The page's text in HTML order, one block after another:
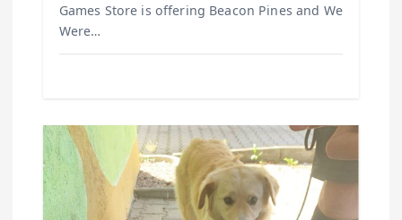
Games Store is offering Beacon Pines and We
Were…